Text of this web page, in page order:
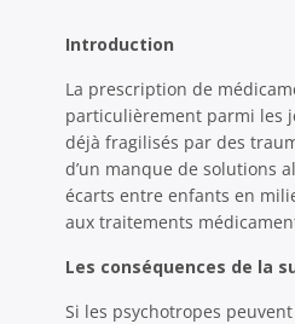
Introduction
La prescription de
particulièrement parmi les
déjà fragilisés par des
d’un manque de solutions
écarts entre enfants en
aux traitements
Les conséquences de la
Si les psychotropes